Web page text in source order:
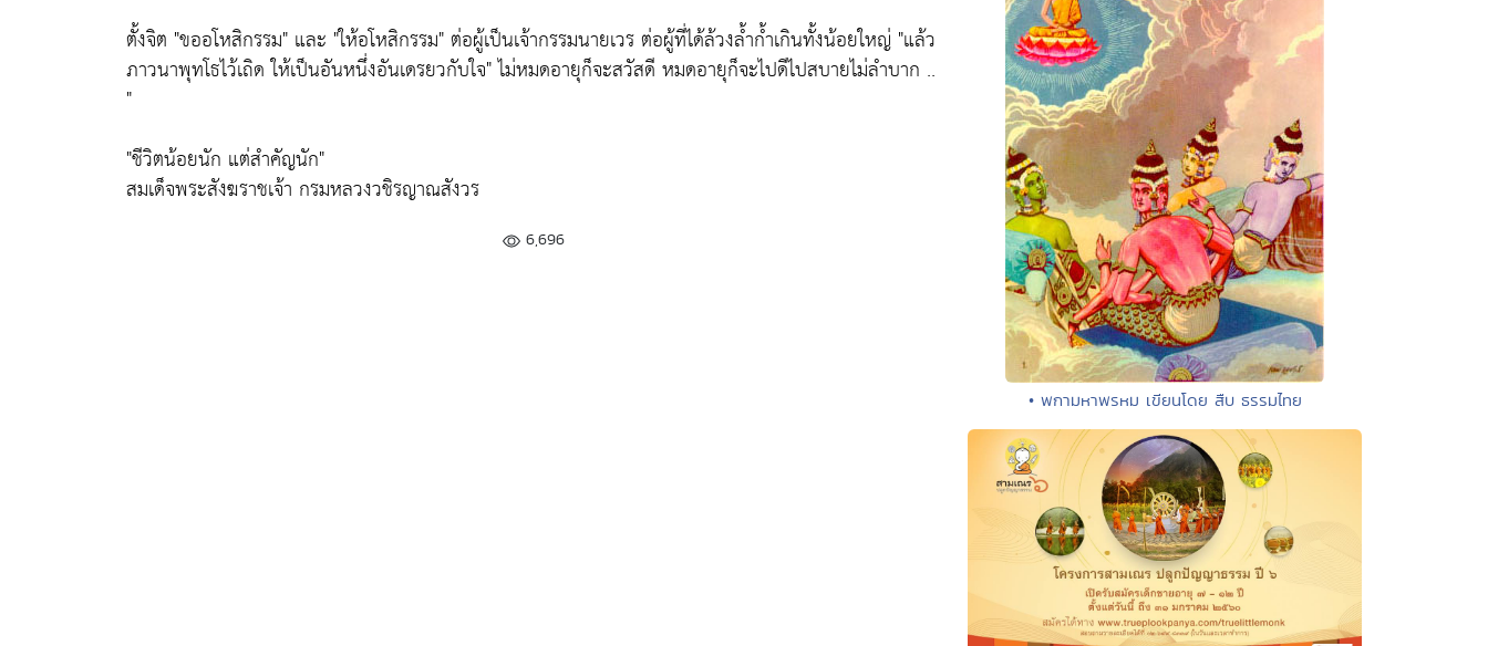
ตั้งจิต "ขออโหสิกรรม" และ "ให้อโหสิกรรม"ต่อผู้เป็นเจ้ากรรมนายเวร ต่อผู้ที่ได้ล้วงล้ำก้ำเกินทั้งน้อยใหญ่ "แล้ว
ภาวนาพุทโธไว้เถิด ให้เป็นอันหนึ่งอันเดรยวกับใจ"ไม่หมดอายุก็จะสวัสดี หมดอายุก็จะไปดีไปสบายไม่ลำบาก ..
"
"ชีวิตน้อยนัก แต่สำคัญนัก"
สมเด็จพระสังฆราชเจ้า กรมหลวงวชิรญาณสังวร
6,696
• พกามหาพรหม เขียนโดย สืบ ธรรมไทย